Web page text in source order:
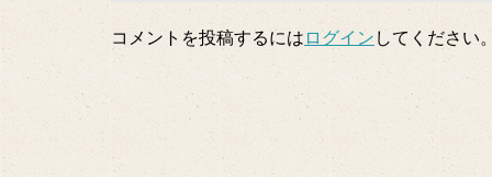
コメントを投稿するには ログイン してください